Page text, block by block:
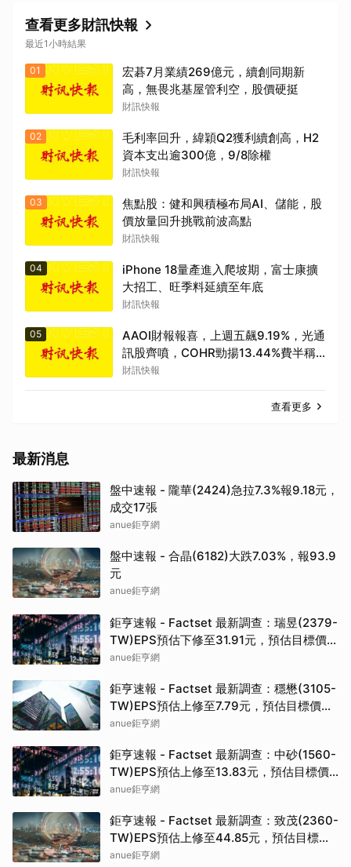
查看更多財訊快報
最近1小時結果
01
宏碁7月業績269億元，續創同期新
高，無畏兆基屋管利空，股價硬挺
財訊快報
02
毛利率回升，緯穎Q2獲利續創高，H2
資本支出逾300億，9/8除權
財訊快報
03
焦點股：健和興積極布局AI、儲能，股
價放量回升挑戰前波高點
財訊快報
04
iPhone 18量產進入爬坡期，富士康擴
大招工、旺季料延續至年底
財訊快報
05
AAOI財報報喜，上週五飆9.19%，光通
訊股齊噴，COHR勁揚13.44%費半稱
后
財訊快報
查看更多
最新消息
盤中速報 - 隴華(2424)急拉7.3%報9.18元，
成交17張
anue鉅亨網
盤中速報 - 合晶(6182)大跌7.03%，報93.9
元
anue鉅亨網
鉅亨速報 - Factset 最新調查：瑞昱(2379-
TW)EPS預估下修至31.91元，預估目標價為
723.5元
anue鉅亨網
鉅亨速報 - Factset 最新調查：穩懋(3105-
TW)EPS預估上修至7.79元，預估目標價為
395元
anue鉅亨網
鉅亨速報 - Factset 最新調查：中砂(1560-
TW)EPS預估上修至13.83元，預估目標價
為810元
anue鉅亨網
鉅亨速報 - Factset 最新調查：致茂(2360-
TW)EPS預估上修至44.85元，預估目標價
為2725元
anue鉅亨網
取消